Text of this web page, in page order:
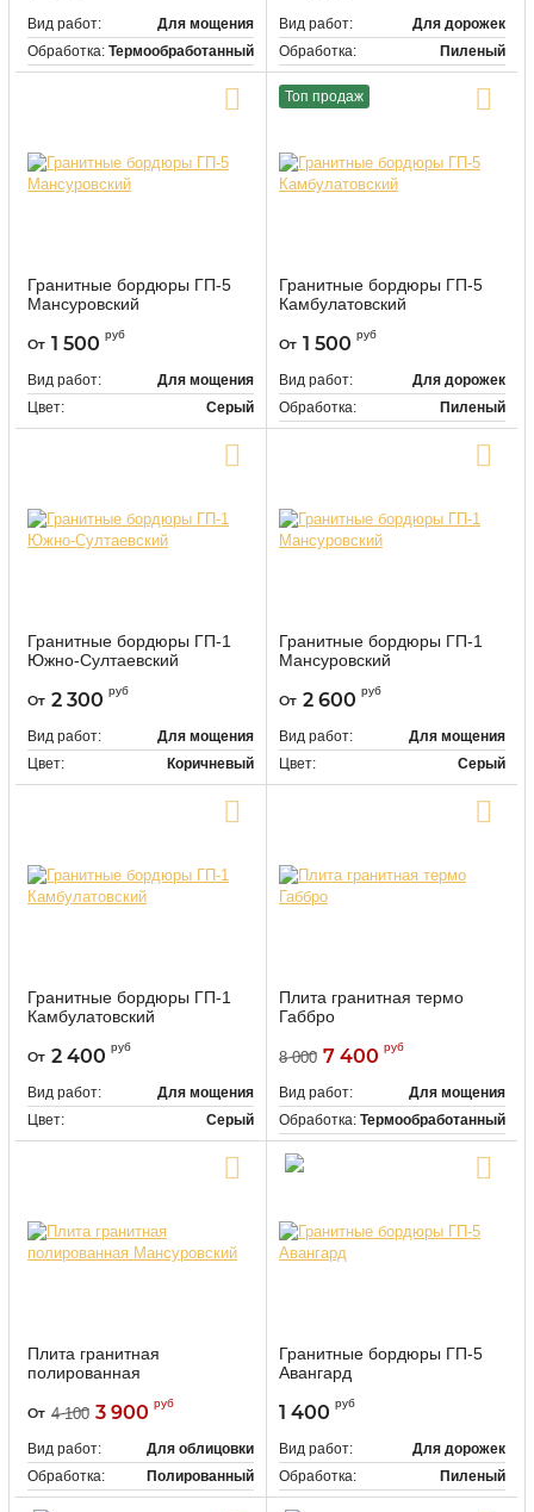
Вид работ:
Для мощения
Обработка: Термообработанный
Вид работ:
Для дорожек
Обработка:
Пиленый
Гранитные бордюры ГП-5
Мансуровский
От 1 500 руб
Вид работ:
Для мощения
Цвет:
Серый
Топ продаж
Гранитные бордюры ГП-5
Камбулатовский
118475
От 1 500 руб
Вид работ:
Для дорожек
Обработка:
Пиленый
Гранитные бордюры ГП-1
Южно-Султаевский
От 2 300 руб
Вид работ:
Для мощения
Цвет:
Коричневый
Гранитные бордюры ГП-1
Мансуровский
От 2 600 руб
Вид работ:
Для мощения
Цвет:
Серый
Гранитные бордюры ГП-1
Камбулатовский
118474
От 2 400 руб
Вид работ:
Для мощения
Цвет:
Серый
Плита гранитная термо
Габбро
8 000 7 400 руб
Вид работ:
Для мощения
Обработка: Термообработанный
Плита гранитная
полированная
Артикул: 118466
От 4 100 3 900 руб
Вид работ:
Для облицовки
Обработка:
Полированный
Гранитные бордюры ГП-5
Авангард
1 400 руб
Вид работ:
Для дорожек
Обработка:
Пиленый